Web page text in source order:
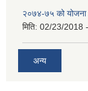
२०७४-७५ को योजना
मिति: 02/23/2018
अन्य